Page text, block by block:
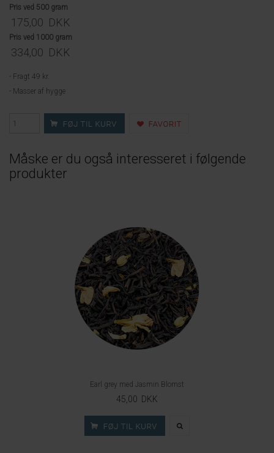
Pris ved 500 gram
175,00 DKK
Pris ved 1000 gram
334,00 DKK
- Fragt 49 kr.
- Masser af hygge
Måske er du også interesseret i følgende
produkter
Earl grey med Jasmin Blomst
45,00 DKK